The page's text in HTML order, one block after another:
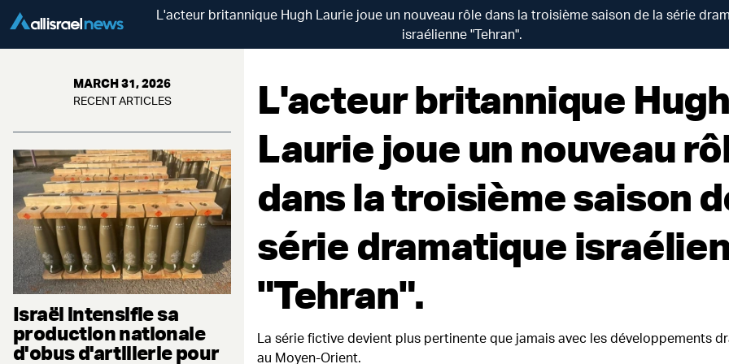
L'acteur britannique Hugh Laurie joue un nouveau rôle dans la troisième saison de la série
israélienne "Tehran".
MARCH 31, 2026
RECENT ARTICLES
Israël intensifie sa
production nationale
d'obus d'artillerie pour
L'acteur britannique Hugh
Laurie joue un nouveau
dans la troisième saison
série dramatique
"Tehran".
La série fictive devient plus pertinente que jamais avec les développements
au Moyen-Orient.